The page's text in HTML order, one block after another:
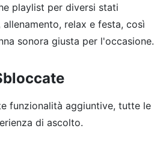
playlist per diversi stati
relax e festa, così
sonora giusta per l'occasione.
funzionalità aggiuntive, tutte le
di ascolto.